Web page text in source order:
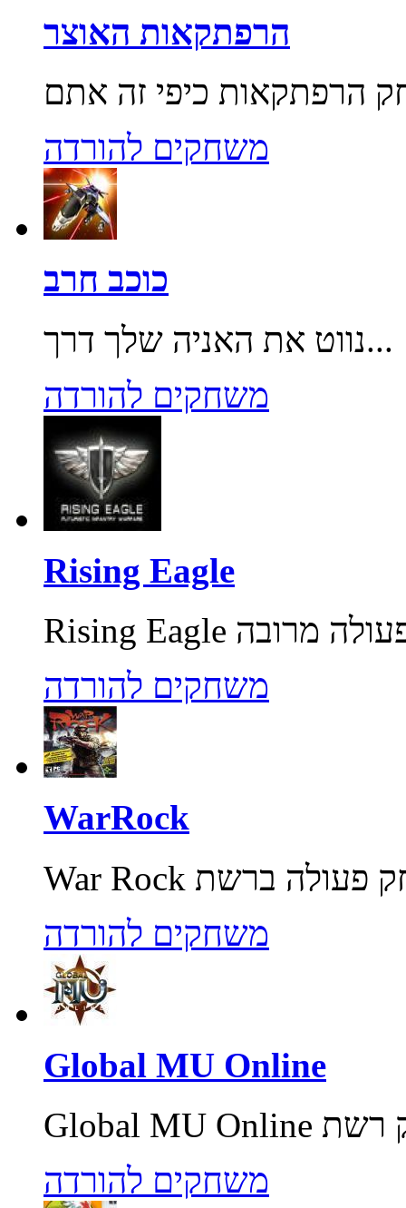
הרפתקאות האוצר
משחקים להורדה
כוכב חרב
נווט את האניה שלך דרך...
משחקים להורדה
Rising Eagle
משחקים להורדה
WarRock
משחקים להורדה
Global MU Online
משחקים להורדה